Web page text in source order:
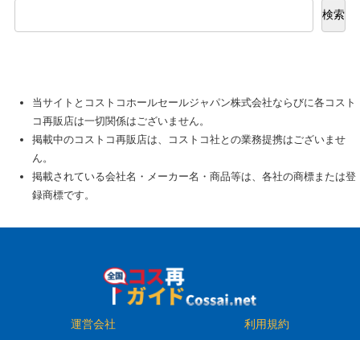
検索
当サイトとコストコホールセールジャパン株式会社ならびに各コスト
コ再販店は一切関係はございません。
掲載中のコストコ再販店は、コストコ社との業務提携はございませ
ん。
掲載されている会社名・メーカー名・商品等は、各社の商標または登
録商標です。
運営会社 利用規約